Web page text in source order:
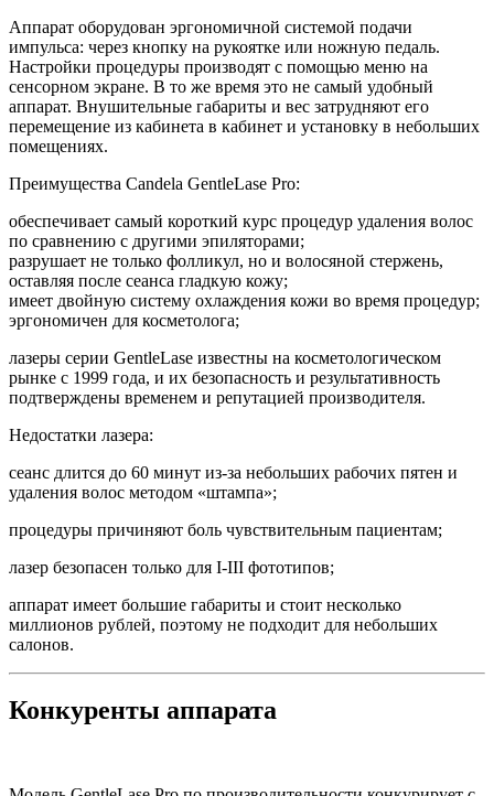
Аппарат оборудован эргономичной системой подачи
импульса: через кнопку на рукоятке или ножную педаль.
Настройки процедуры производят с помощью меню на
сенсорном экране. В то же время это не самый удобный
аппарат. Внушительные габариты и вес затрудняют его
перемещение из кабинета в кабинет и установку в небольших
помещениях.
Преимущества Candela GentleLase Pro:
обеспечивает самый короткий курс процедур удаления волос
по сравнению с другими эпиляторами;
разрушает не только фолликул, но и волосяной стержень,
оставляя после сеанса гладкую кожу;
имеет двойную систему охлаждения кожи во время процедур;
эргономичен для косметолога;
лазеры серии GentleLase известны на косметологическом
рынке с 1999 года, и их безопасность и результативность
подтверждены временем и репутацией производителя.
Недостатки лазера:
сеанс длится до 60 минут из-за небольших рабочих пятен и
удаления волос методом «штампа»;
процедуры причиняют боль чувствительным пациентам;
лазер безопасен только для I-III фототипов;
аппарат имеет большие габариты и стоит несколько
миллионов рублей, поэтому не подходит для небольших
салонов.
Конкуренты аппарата